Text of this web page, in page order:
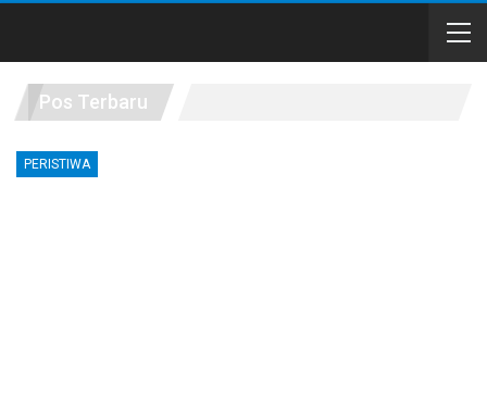
Pos Terbaru
PERISTIWA